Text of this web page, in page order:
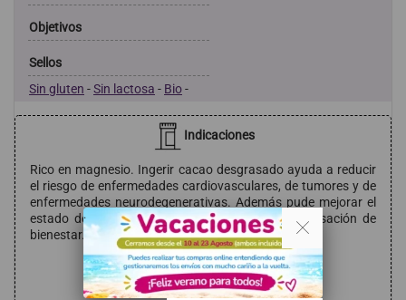
Objetivos
Sellos
Sin gluten -Sin lactosa - Bio-
Indicaciones
Rico en magnesio. Ingerir cacao desgrasado ayuda a reducir
el riesgo de enfermedades cardiovasculares, de tumores y de
enfermedades neurodegenerativas. Además pude mejorar el
estado de ánimo, proporcionando una mayor sensación de
bienestar. Y todo esto sin perder un sabor delicioso.
Modo de empleo
. .